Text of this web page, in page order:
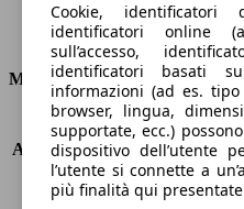
Consumi
Motore e Prestazioni
KW (PS)
70
Accelerazione (0-100 km/h)
Velocità massima (km/h)
Numero di marce
5
Cookie,
identificatori online
sull’accesso,
identificatori basati
informazioni (ad es.
browser, lingua,
supportate, ecc.)
dispositivo dell’utente
l’utente si connette a
più finalità qui